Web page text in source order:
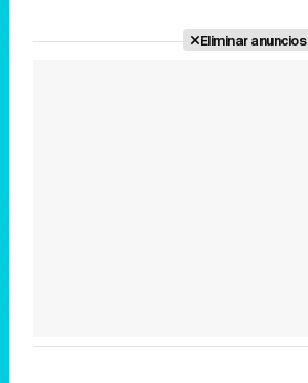
Eliminar anuncios